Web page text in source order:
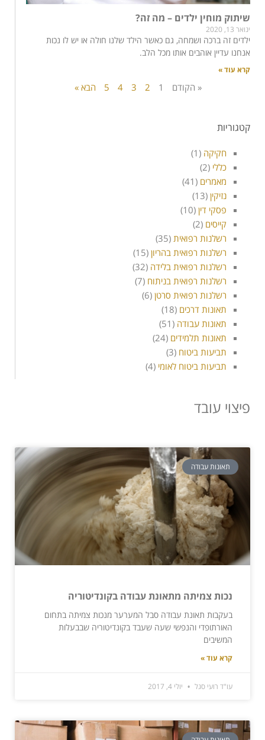
שיתוק מוחין ילדים – מה זה?
ינואר 13, 2020
ילדים זה ברכה ושמחה, גם כאשר הילד שלנו חולה או יש לו נכות
אנחנו עדיין אוהבים אותו מכל הלב.
קרא עוד »
« הקודם 1
2
3
4
5 הבא »
קטגוריות
חקיקה (1)
כללי (2)
מאמרים (41)
נזיקין (13)
פסקי דין (10)
קייסים (2)
רשלנות רפואית (35)
רשלנות רפואית בהריון (15)
רשלנות רפואית בלידה (32)
רשלנות רפואית בניתוח (7)
רשלנות רפואית סרטן (6)
תאונות דרכים (18)
תאונות עבודה (51)
תאונות תלמידים (24)
תביעות ביטוח (3)
תביעות ביטוח לאומי (4)
פיצוי עובד
תאונות עבודה
נכות צמיתה מתאונת עבודה בקונדיטוריה
בעקבות תאונת עבודה סבל המערער מנכות צמיתה בתחום
האורתופדי והנפשי שעה שעבד בקונדיטוריה שבבעלות
המשיבים
קרא עוד »
עו"ד רועי סגל יולי 4, 2017